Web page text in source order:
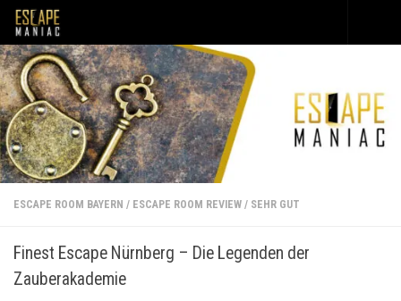
Unter dem Inhalt
ESCAPE ROOM BAYERN / ESCAPE ROOM REVIEW / SEHR GUT
Finest Escape Nürnberg – Die Legenden der
Zauberakademie